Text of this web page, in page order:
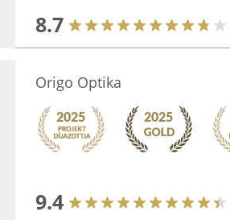
8.7
Origo Optika
9.4